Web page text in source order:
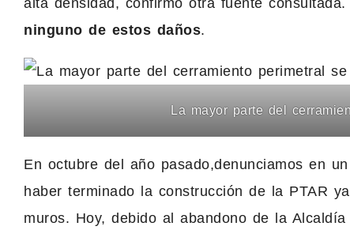
alta densidad, confirmó otra fuente consultada.
ninguno de estos daños.
La mayor parte del
En octubre del año pasado,denunciamos en
haber terminado la construcción de la PTAR
muros. Hoy, debido al abandono de la